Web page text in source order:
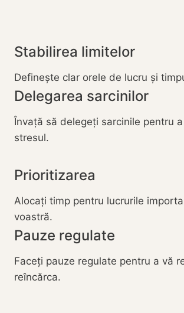
Stabilirea limitelor
Definește clar orele de lucru și
Delegarea sarcinilor
Învață să delegeți sarcinile pentru
stresul.
Prioritizarea
Alocați timp pentru lucrurile
voastră.
Pauze regulate
Faceți pauze regulate pentru a vă
reîncărca.